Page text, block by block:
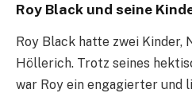
Roy Black und seine
Roy Black hatte zwei Kinder,
Höllerich. Trotz seines
war Roy ein engagierter und